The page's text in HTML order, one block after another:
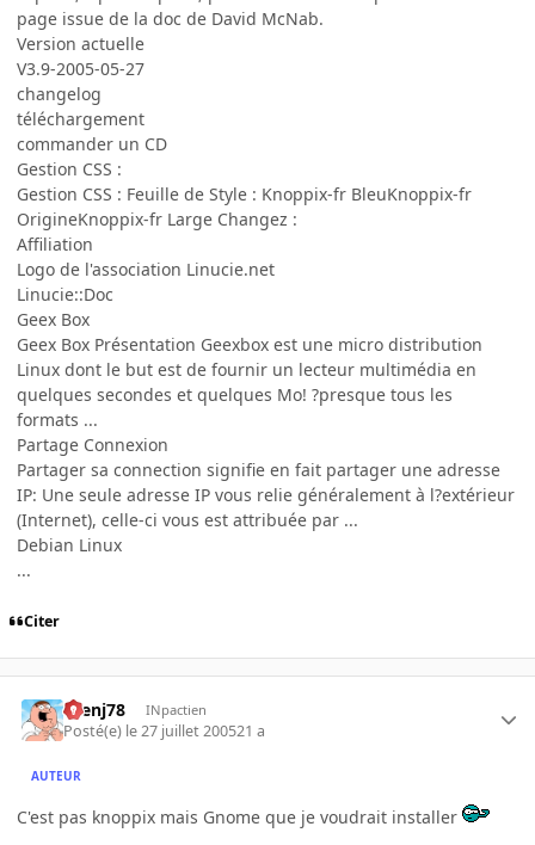
page issue de la doc de David McNab.
Version actuelle
V3.9-2005-05-27
changelog
téléchargement
commander un CD
Gestion CSS :
Gestion CSS : Feuille de Style : Knoppix-fr BleuKnoppix-fr
OrigineKnoppix-fr Large Changez :
Affiliation
Logo de l'association Linucie.net
Linucie::Doc
Geex Box
Geex Box Présentation Geexbox est une micro distribution
Linux dont le but est de fournir un lecteur multimédia en
quelques secondes et quelques Mo! ?presque tous les
formats ...
Partage Connexion
Partager sa connection signifie en fait partager une adresse
IP: Une seule adresse IP vous relie généralement à l?extérieur
(Internet), celle-ci vous est attribuée par ...
Debian Linux
...
Citer
rbenj78 INpactien
Posté(e) le 27 juillet 200521 a
AUTEUR
C'est pas knoppix mais Gnome que je voudrait installer